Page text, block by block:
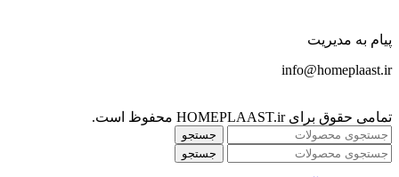
پیام به مدیریت
info@homeplaast.ir
تمامی حقوق برای HOMEPLAAST.ir محفوظ است.
جستجو
جستجو